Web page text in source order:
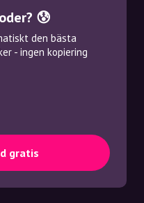
😰
den bästa
- ingen kopiering
gratis